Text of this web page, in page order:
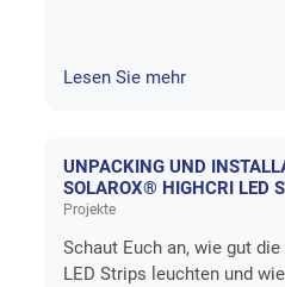
Lesen Sie mehr
UNPACKING UND
SOLAROX® HIGHCRI LED
Projekte
Schaut Euch an, wie gut die
LED Strips leuchten und